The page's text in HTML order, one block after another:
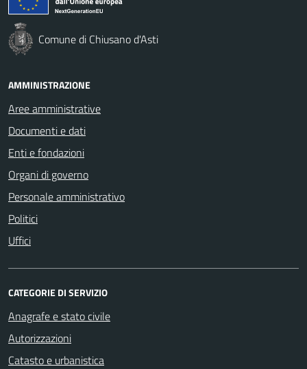
Comune di Chiusano d'Asti
AMMINISTRAZIONE
Aree amministrative
Documenti e dati
Enti e fondazioni
Organi di governo
Personale amministrativo
Politici
Uffici
CATEGORIE DI SERVIZIO
Anagrafe e stato civile
Autorizzazioni
Catasto e urbanistica